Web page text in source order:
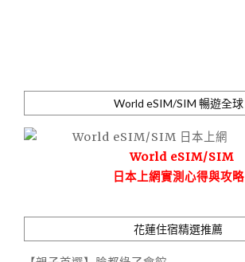
World eSIM/SIM 暢遊全球
World eSIM/SIM
日本上網實測心得與攻略
花蓮住宿精選推薦